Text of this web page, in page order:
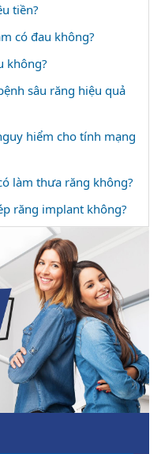
tiền?
có đau không?
không?
sâu răng hiệu quả
hiểm cho tính mạng
làm thưa răng không?
răng implant không?